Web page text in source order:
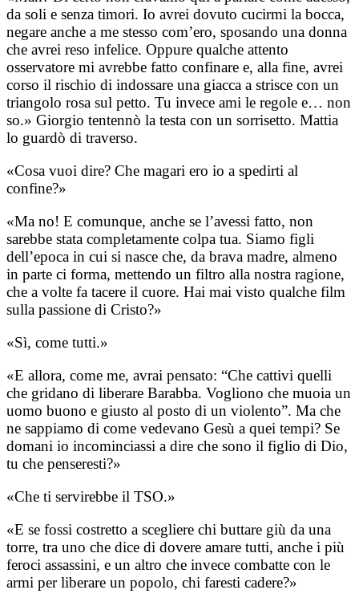
da soli e senza timori. Io avrei dovuto cucirmi la bocca,
negare anche a me stesso com’ero, sposando una donna
che avrei reso infelice. Oppure qualche attento
osservatore mi avrebbe fatto confinare e, alla fine, avrei
corso il rischio di indossare una giacca a strisce con un
triangolo rosa sul petto. Tu invece ami le regole e… non
so.» Giorgio tentennò la testa con un sorrisetto. Mattia
lo guardò di traverso.
​«Cosa vuoi dire? Che magari ero io a spedirti al
confine?»
​«Ma no! E comunque, anche se l’avessi fatto, non
sarebbe stata completamente colpa tua. Siamo figli
dell’epoca in cui si nasce che, da brava madre, almeno
in parte ci forma, mettendo un filtro alla nostra ragione,
che a volte fa tacere il cuore. Hai mai visto qualche film
sulla passione di Cristo?»
​«Sì, come tutti.»
​«E allora, come me, avrai pensato: “Che cattivi quelli
che gridano di liberare Barabba. Vogliono che muoia un
uomo buono e giusto al posto di un violento”. Ma che
ne sappiamo di come vedevano Gesù a quei tempi? Se
domani io incominciassi a dire che sono il figlio di Dio,
tu che penseresti?»
​«Che ti servirebbe il TSO.»
​«E se fossi costretto a scegliere chi buttare giù da una
torre, tra uno che dice di dovere amare tutti, anche i più
feroci assassini, e un altro che invece combatte con le
armi per liberare un popolo, chi faresti cadere?»